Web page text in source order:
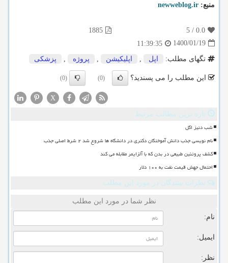
منبع: newweblog.ir
0.0
/
5
1885
1400/01/19
11:39:35
تگهای مطلب:
اپل اپلیكیشن پروژه پزشكی
این مطلب را می پسندید؟ (0)
(0)
X
تازه ترین مطالب مرتبط
شب دنیز اگل
نام نویسی جذب دانش آموختگان دکتری در دانشگاه ها شروع شد ۲ شرط اصلی جذب
کشف پروتئین طبیعی در بدن که با آلزایمر مقابله می کند
احتمال جهش قیمت نفت به ۱۰۰ دلار
نظرات بینندگان در مورد این مطلب
نظر شما در مورد این مطلب
نام:
ایمیل:
نظر: